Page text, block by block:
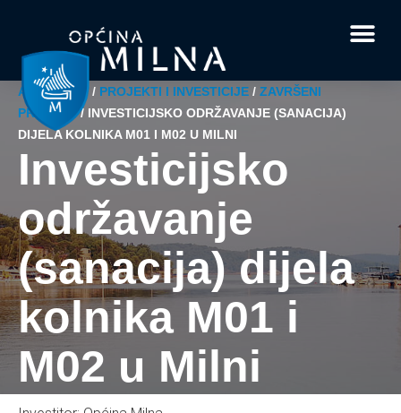
AKTUALNO/ PROJEKTI I INVESTICIJE / ZAVRŠENI
PROJEKT/ INVESTICIJSKO ODRŽAVANJE (SANACIJA)
DIJELA KOLNIKA M01 I M02 U MILNI
Investicijsko
održavanje
(sanacija) dijela
kolnika M01 i
M02 u Milni